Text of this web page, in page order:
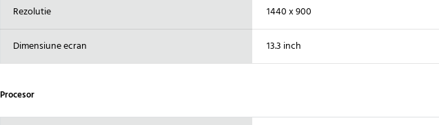
Rezolutie 1440 x 900
Dimensiune ecran 13.3 inch
Procesor